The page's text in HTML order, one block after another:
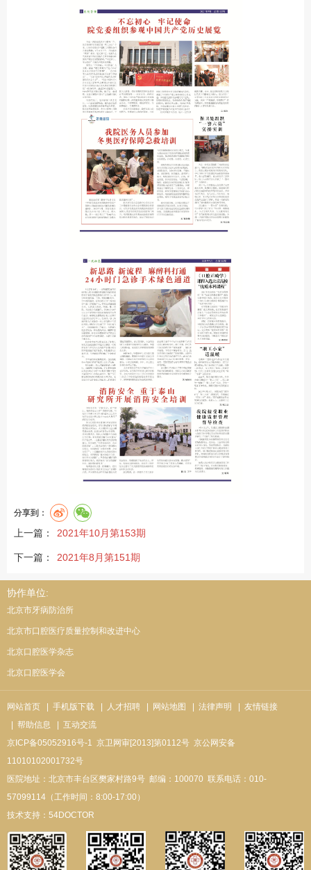
分享到：
上一篇： 2021年10月第153期
下一篇： 2021年8月第151期
协作单位:
北京市牙病防治所
北京市口腔医疗质量控制和改进中心
北京口腔医学杂志
北京口腔医学会
网站首页 | 手机版下载 | 人才招聘 | 网站地图 | 法律声明
| 友情链接
| 帮助信息
| 互动交流
京ICP备05052916号-1
京卫网审[2013]第0112号 京公网安备
11010102001732号
医院地址：北京市丰台区樊家村路9号 邮编：100070 联系电话：010-
57099114（工作时间：8:00-17:00）
技术支持： 54DOCTOR